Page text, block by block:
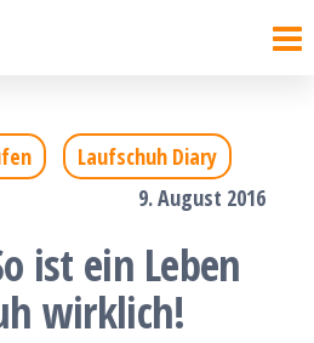
Laufschuh Diary
9. August 2016
ist ein Leben
wirklich!